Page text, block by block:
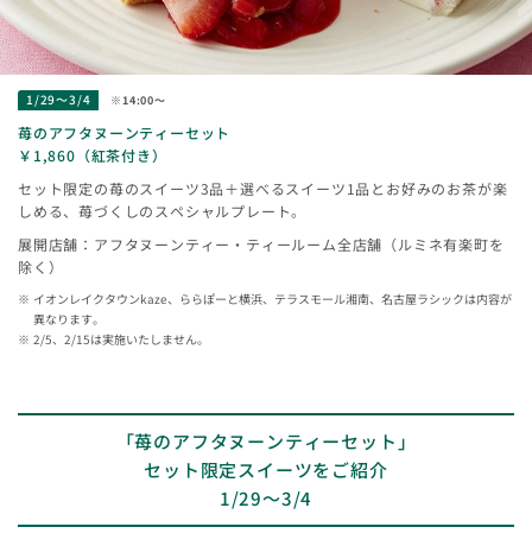
1/29～3/4 ※14:00～
苺のアフタヌーンティーセット
￥1,860（紅茶付き）
セット限定の苺のスイーツ3品＋選べるスイーツ1品とお好みのお茶が楽
しめる、苺づくしのスペシャルプレート。
展開店舗：アフタヌーンティー・ティールーム全店舗（ルミネ有楽町を
除く）
イオンレイクタウンkaze、ららぽーと横浜、テラスモール湘南、名古屋ラシックは内容が
異なります。
2/5、2/15は実施いたしません。
「苺のアフタヌーンティーセット」
セット限定スイーツをご紹介
1/29～3/4